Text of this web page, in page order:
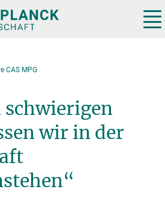
CAS MPG
schwierigen
wir in der